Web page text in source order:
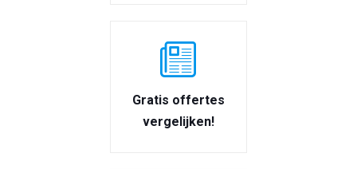
Gratis offertes
vergelijken!